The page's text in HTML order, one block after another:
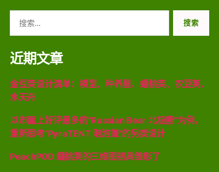
索：
近期文章
金豆荚设计清单：模型、种养屋、蟠桃荚、农豆荚、
水天舟
以市面上好评最多的“Russian Bear 北极熊”为例，
重新思考“PyraTENT 泡泡篷”的另类设计
PeachPOD 蟠桃荚的三维图初具雏形了